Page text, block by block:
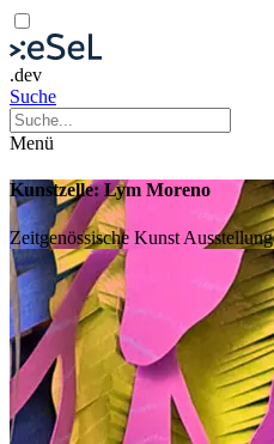
.dev
Suche
Menü
Kunstzelle: Lym Moreno
Zeitgenössische Kunst Ausstellung